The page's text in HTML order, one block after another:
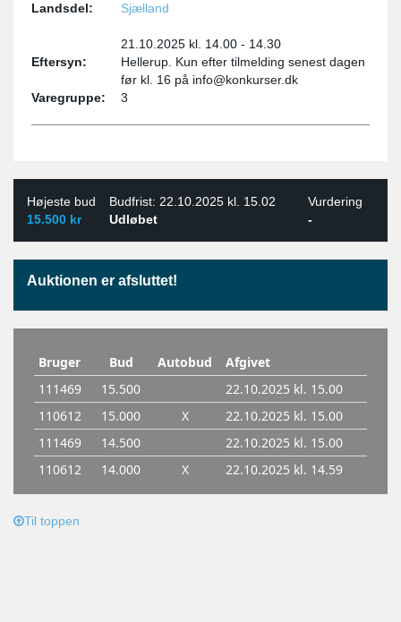
Landsdel:
Sjælland
Eftersyn:
21.10.2025 kl. 14.00 - 14.30
Hellerup. Kun efter tilmelding senest dagen
før kl. 16 på info@konkurser.dk
Varegruppe:
3
Højeste bud Budfrist: 22.10.2025 kl. 15.02
Vurdering
15.500 kr
Udløbet -
Auktionen er afsluttet!
Til toppen